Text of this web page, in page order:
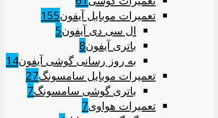
تعمیرات موبایل آیفون155
ال سی دی آیفون5
باتری آیفون8
به روز رسانی گوشی آیفون14
تعمیرات موبایل سامسونگ27
باتری گوشی سامسونگ7
تعمیرات هواوی7